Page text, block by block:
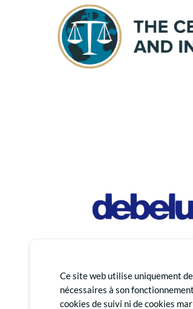
Ce site web utilise uniquement
nécessaires à son
cookies de suivi ni de cookies